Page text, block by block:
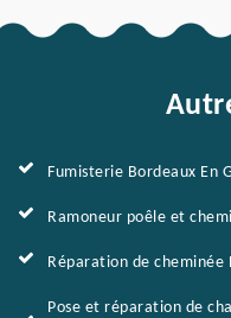
Fumisterie Bordeaux En
Ramoneur poêle et
Réparation de cheminée
Pose et réparation de